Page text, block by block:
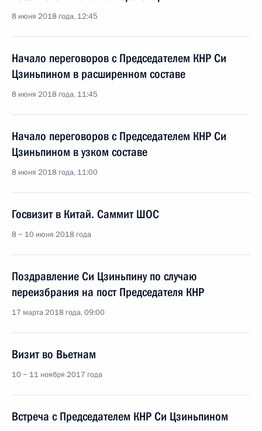
8 июня 2018 года, 12:45
Начало переговоров с Председателем КНР Си
Цзиньпином в расширенном составе
8 июня 2018 года, 11:45
Начало переговоров с Председателем КНР Си
Цзиньпином в узком составе
8 июня 2018 года, 11:00
Госвизит в Китай. Саммит ШОС
8 − 10 июня 2018 года
Поздравление Си Цзиньпину по случаю
переизбрания на пост Председателя КНР
17 марта 2018 года, 09:00
Визит во Вьетнам
10 − 11 ноября 2017 года
Встреча с Председателем КНР Си Цзиньпином